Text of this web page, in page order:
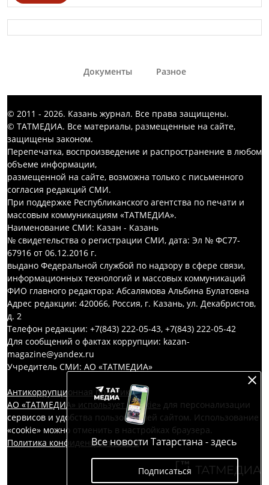
Все новости Татарстана - здесь
Подписаться
Документы Разное
© 2011 - 2026. Казань журнал. Все права защищены.
© ТАТМЕДИА. Все материалы, размещенные на сайте,
защищены законом.
Перепечатка, воспроизведение и распространение в любом
объеме информации,
размещенной на сайте, возможна только с письменного
согласия редакций СМИ.
При поддержке Республиканского агентства по печати и
массовым коммуникациям «ТАТМЕДИА».
Наименование СМИ: Казан - Казань
№ свидетельства о регистрации СМИ, дата: Эл № ФС77-
67916 от 06.12.2016 г.
выдано Федеральной службой по надзору в сфере связи,
информационных технологий и массовых коммуникаций
ФИО главного редактора: Абсалямова Альбина Булатовна
Адрес редакции: 420066, Россия, г. Казань, ул. Декабристов,
д. 2
Телефон редакции: +7(843) 222-05-43, +7(843) 222-05-42
Для сообщений о фактах коррупции: kazan-
magazine@yandex.ru
Учредитель СМИ: АО «ТАТМЕДИА»
Антикоррупционная политика
АО «ТАТМЕДИА» использует «cookie» для персонализации
сервисов и удобства пользователей сайтом. Использование
«cookie» можно отменить в настройках браузера.
Политика конфиденциальности